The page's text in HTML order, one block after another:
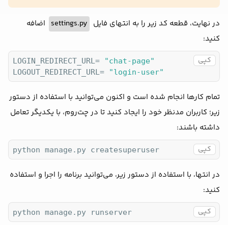
در نهایت، قطعه کد زیر را به انتهای فایل settings.py اضافه
کنید:
کپی LOGIN_REDIRECT_URL=
"chat-page"
LOGOUT_REDIRECT_URL=
"login-user"
تمام کارها انجام شده است و اکنون می‌توانید با استفاده از دستور
زیر؛ کاربران مدنظر خود را ایجاد کنید تا در چت‌روم، با یکدیگر تعامل
داشته باشند:
کپی python manage.py createsuperuser
در انتها، با استفاده از دستور زیر، می‌توانید برنامه را اجرا و استفاده
کنید:
کپی python manage.py runserver